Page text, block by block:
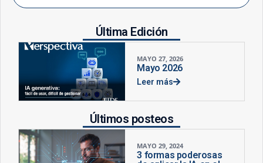
Última Edición
MAYO 27, 2026
Mayo 2026
Leer más
Últimos posteos
MAYO 29, 2024
3 formas poderosas